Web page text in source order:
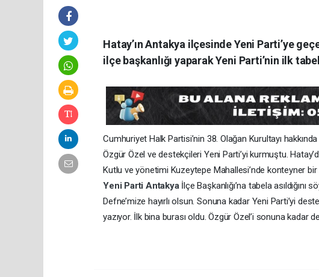
Hatay’ın Antakya ilçesinde Yeni Parti’ye
ilçe başkanlığı yaparak Yeni Parti’nin ilk
Cumhuriyet Halk Partisi’nin 38. Olağan Kurultayı
Özgür Özel ve destekçileri Yeni Parti’yi kurmuştu.
Kutlu ve yönetimi Kuzeytepe Mahallesi’nde konteyner bir
Yeni Parti Antakya İlçe Başkanlığı’na tabela asıldığını
Defne’mize hayırlı olsun. Sonuna kadar Yeni Parti’yi
yazıyor. İlk bina burası oldu. Özgür Özel’i sonuna kadar